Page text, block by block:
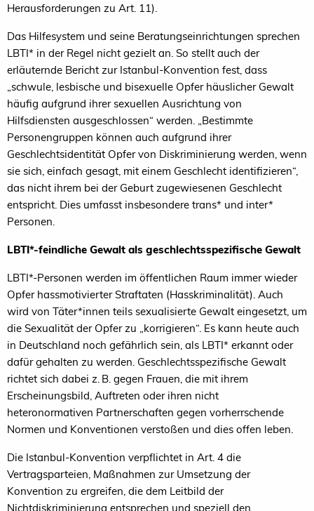
Herausforderungen zu Art. 11).
Das Hilfesystem und seine Beratungseinrichtungen sprechen
LBTI* in der Regel nicht gezielt an. So stellt auch der
erläuternde Bericht zur Istanbul-Konvention fest, dass
„schwule, lesbische und bisexuelle Opfer häuslicher Gewalt
häufig aufgrund ihrer sexuellen Ausrichtung von
Hilfsdiensten ausgeschlossen“ werden. „Bestimmte
Personengruppen können auch aufgrund ihrer
Geschlechtsidentität Opfer von Diskriminierung werden, wenn
sie sich, einfach gesagt, mit einem Geschlecht identifizieren“,
das nicht ihrem bei der Geburt zugewiesenen Geschlecht
entspricht. Dies umfasst insbesondere trans* und inter*
Personen.
LBTI*-feindliche Gewalt als geschlechtsspezifische Gewalt
LBTI*-Personen werden im öffentlichen Raum immer wieder
Opfer hassmotivierter Straftaten (Hasskriminalität). Auch
wird von Täter*innen teils sexualisierte Gewalt eingesetzt, um
die Sexualität der Opfer zu „korrigieren“. Es kann heute auch
in Deutschland noch gefährlich sein, als LBTI* erkannt oder
dafür gehalten zu werden. Geschlechtsspezifische Gewalt
richtet sich dabei z. B. gegen Frauen, die mit ihrem
Erscheinungsbild, Auftreten oder ihren nicht
heteronormativen Partnerschaften gegen vorherrschende
Normen und Konventionen verstoßen und dies offen leben.
Die Istanbul-Konvention verpflichtet in Art. 4 die
Vertragsparteien, Maßnahmen zur Umsetzung der
Konvention zu ergreifen, die dem Leitbild der
Nichtdiskriminierung entsprechen und speziell den